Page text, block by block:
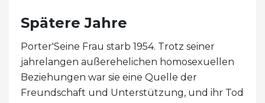
Spätere Jahre
Porter'Seine Frau starb 1954. Trotz seiner
jahrelangen außerehelichen homosexuellen
Beziehungen war sie eine Quelle der
Freundschaft und Unterstützung, und ihr Tod